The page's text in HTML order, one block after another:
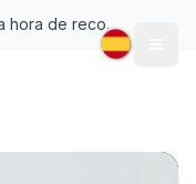
Quizás sea hora de reconciliarse con el estrés y empezar a fidgetear y acariciar más seguido a nuestro michi o firulais,